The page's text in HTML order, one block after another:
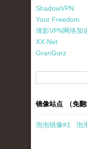
ShadowVPN
Your Freedom
倩影VPN网络加
XX-Net
GranGorz
镜像站点 （免翻
泡泡镜像#1 泡